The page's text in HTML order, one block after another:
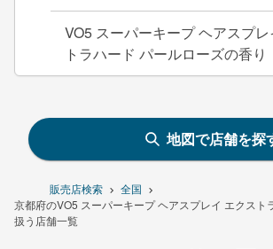
販売店検索
全国
京都府のVO5 スーパーキープ ヘアスプレイ エクスト
扱う店舗一覧
VO5 スーパーキープ ヘアスプレ
トラハード パールローズの香り
地図で店舗を探